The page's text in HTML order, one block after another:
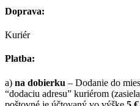
Doprava:
Kuriér
Platba:
a) na dobierku – Dodanie do
“dodaciu adresu” kuriérom